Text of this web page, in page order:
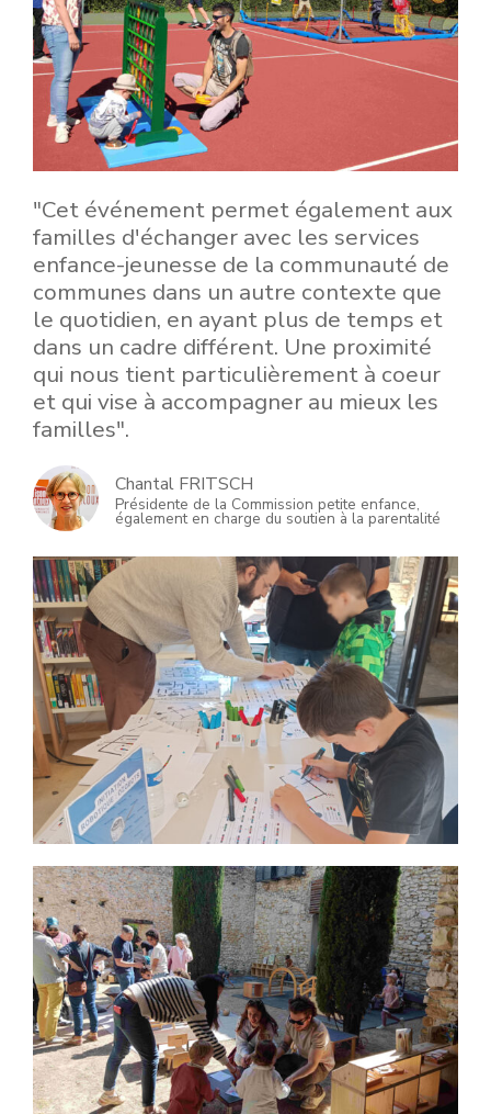
"Cet événement permet également aux
familles d'échanger avec les services
enfance-jeunesse de la communauté de
communes dans un autre contexte que
le quotidien, en ayant plus de temps et
dans un cadre différent. Une proximité
qui nous tient particulièrement à coeur
et qui vise à accompagner au mieux les
familles".
Chantal FRITSCH
Présidente de la Commission petite enfance,
également en charge du soutien à la parentalité